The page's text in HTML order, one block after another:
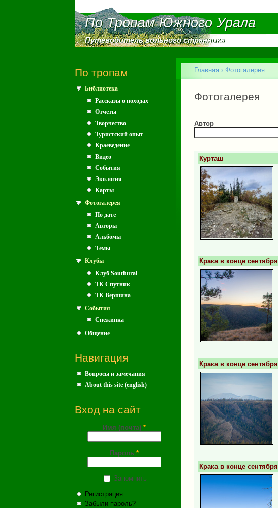
По Тропам Южного Урала
По Тропам Южного Урала
Путеводитель вольного странника
Путеводитель вольного странника
По тропам
Библиотека
Рассказы о походах
Отчеты
Творчество
Туристский опыт
Краеведение
Видео
События
Экология
Карты
Фотогалерея
По дате
Авторы
Альбомы
Темы
Клубы
Клуб Southural
ТК Спутник
ТК Вершина
События
Снежинка
Общение
Навигация
Вопросы и замечания
About this site (english)
Вход на сайт
Имя (почта) *
Пароль *
Запомнить
Регистрация
Забыли пароль?
Вы здесь
Главная › Фотогалерея
Фотогалерея
Главные вкладки
Автор
Курташ
Крака в конце сентября
Крака в конце сентября
Крака в конце сентября